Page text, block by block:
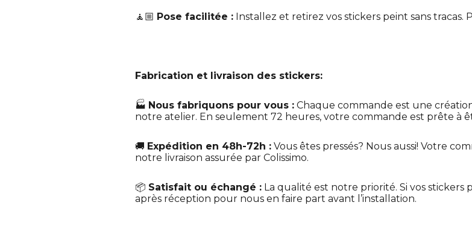
🧘🏼 Pose facilitée : Installez et retirez vos stickers peint sans tracas.
Fabrication et livraison des stickers:
🏭 Nous fabriquons pour vous : Chaque commande est une
notre atelier. En seulement 72 heures, votre commande est prête à
🚚 Expédition en 48h-72h : Vous êtes pressés? Nous aussi! Votre
notre livraison assurée par Colissimo.
📦 Satisfait ou échangé : La qualité est notre priorité. Si vos
après réception pour nous en faire part avant l’installation.